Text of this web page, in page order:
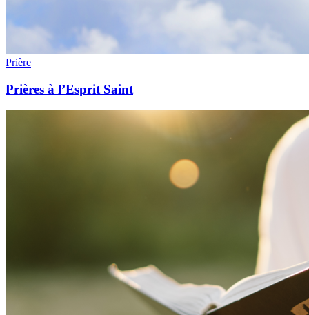
Prière
Prières à l’Esprit Saint